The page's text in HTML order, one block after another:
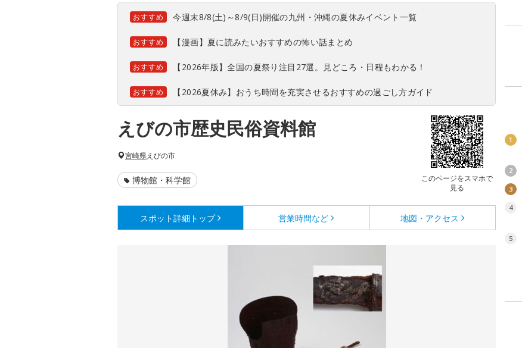
おすすめ 今週末8/8(土)～8/9(日)開催の九州・沖縄の夏休みイベント一覧
おすすめ 【漫画】夏に読みたいおすすめの怖い話まとめ
おすすめ 【2026年版】全国の夏祭り注目27選。見どころ・日程もわかる！
おすすめ 【2026夏休み】おうち時間を充実させるおすすめの過ごし方ガイド
えびの市歴史民俗資料館
このページをスマホで
見る
宮崎県えびの市
博物館・科学館
スポット詳細 トップ 営業時間など 地図・アクセス
1
2
3
4
5